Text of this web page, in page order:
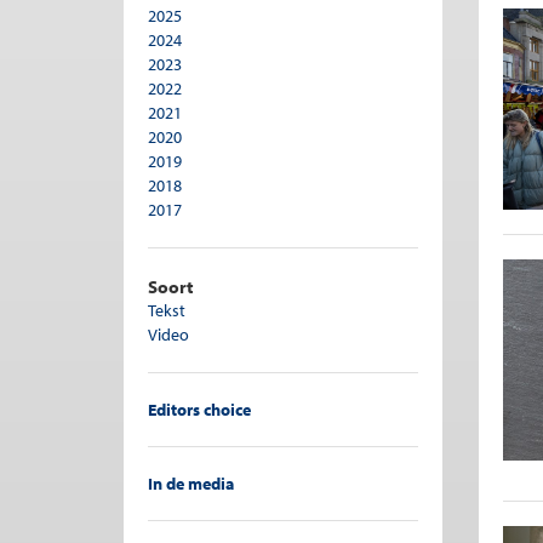
Pensioen
Personeelsbeleid
Publieke sector
Recht en economie
Regulering
Ruimtelijke ordening
Sociale zekerheid
Sport
Transporteconomie
Woningmarkt
2025
2024
2023
2022
2021
2020
2019
2018
2017
2014
2013
2012
2010
2009
Soort
Tekst
Video
Editors choice
In de media